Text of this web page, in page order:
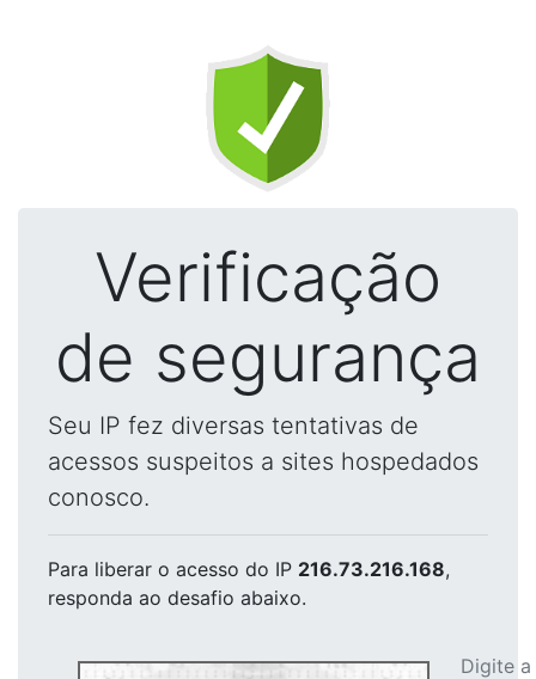
Verificação
de segurança
Seu IP fez diversas tentativas de
acessos suspeitos a sites hospedados
conosco.
Para liberar o acesso do IP 216.73.216.168,
responda ao desafio abaixo.
Digite